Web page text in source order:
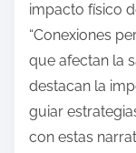
impacto físico
“Conexiones
que afectan la
destacan la
guiar
con estas